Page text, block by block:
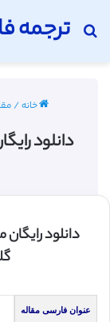
ترجمه فا
جستجو برای
خانه/
دانلود
دانلود
عنوان فارسی مقاله